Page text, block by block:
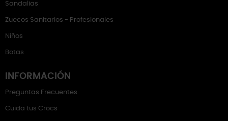
Sandalias
Zuecos Sanitarios - Profesionales
Niños
Botas
INFORMACIÓN
Preguntas Frecuentes
Cuida tus Crocs